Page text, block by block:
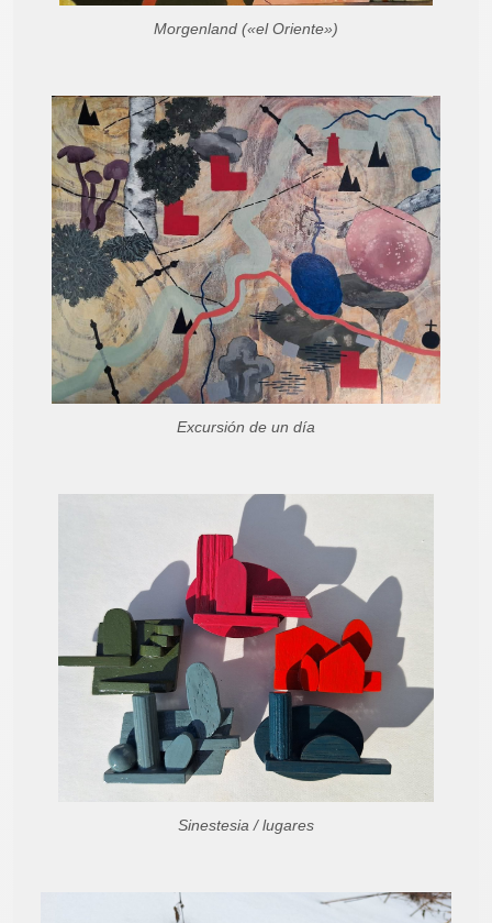
Morgenland («el Oriente»)
Excursión de un día
Sinestesia / lugares